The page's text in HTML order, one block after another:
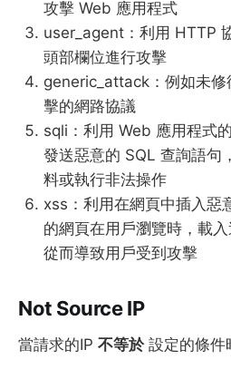
攻擊 Web 應用程式
user_agent：利用 HTTP
頭部欄位進行攻擊
generic_attack：例如未修
擊的網路協議
sqli：利用 Web 應用程式
發送惡意的 SQL 查詢語句
料或執行非法操作
xss：利用在網頁中插入惡
的網頁在用戶瀏覽時，載
從而導致用戶受到攻擊
Not Source IP
當請求的IP 不等於設定的條件